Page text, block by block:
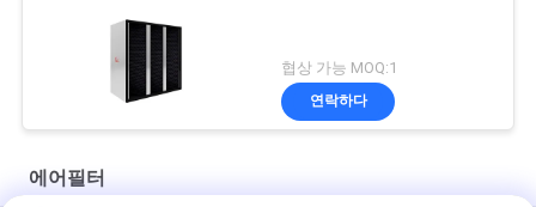
협상 가능 MOQ:1
연락하다
에어필터